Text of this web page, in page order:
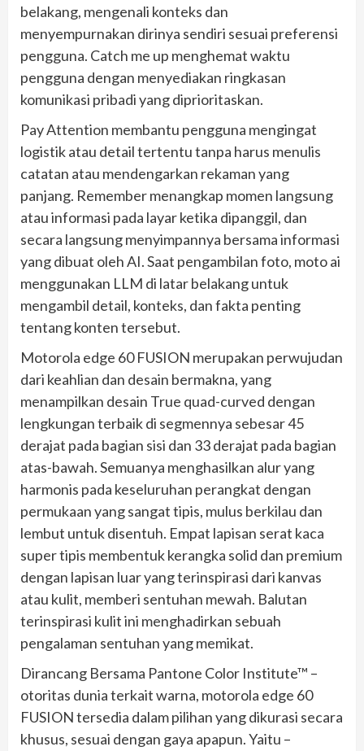
belakang, mengenali konteks dan
menyempurnakan dirinya sendiri sesuai preferensi
pengguna. Catch me up menghemat waktu
pengguna dengan menyediakan ringkasan
komunikasi pribadi yang diprioritaskan.
Pay Attention membantu pengguna mengingat
logistik atau detail tertentu tanpa harus menulis
catatan atau mendengarkan rekaman yang
panjang. Remember menangkap momen langsung
atau informasi pada layar ketika dipanggil, dan
secara langsung menyimpannya bersama informasi
yang dibuat oleh AI. Saat pengambilan foto, moto ai
menggunakan LLM di latar belakang untuk
mengambil detail, konteks, dan fakta penting
tentang konten tersebut.
Motorola edge 60 FUSION merupakan perwujudan
dari keahlian dan desain bermakna, yang
menampilkan desain True quad-curved dengan
lengkungan terbaik di segmennya sebesar 45
derajat pada bagian sisi dan 33 derajat pada bagian
atas-bawah. Semuanya menghasilkan alur yang
harmonis pada keseluruhan perangkat dengan
permukaan yang sangat tipis, mulus berkilau dan
lembut untuk disentuh. Empat lapisan serat kaca
super tipis membentuk kerangka solid dan premium
dengan lapisan luar yang terinspirasi dari kanvas
atau kulit, memberi sentuhan mewah. Balutan
terinspirasi kulit ini menghadirkan sebuah
pengalaman sentuhan yang memikat.
Dirancang Bersama Pantone Color Institute™ –
otoritas dunia terkait warna, motorola edge 60
FUSION tersedia dalam pilihan yang dikurasi secara
khusus, sesuai dengan gaya apapun. Yaitu –